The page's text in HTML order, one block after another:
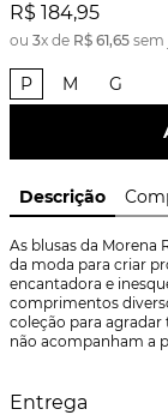
R$ 184,95
ou 3x de R$ 61,65 sem
P M G
Descrição
As blusas da Morena
da moda para criar
encantadora e
comprimentos
coleção para agradar
não acompanham a
Entrega